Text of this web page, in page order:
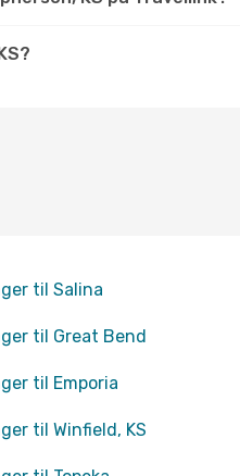
til Salina
til Great Bend
til Emporia
til Winfield, KS